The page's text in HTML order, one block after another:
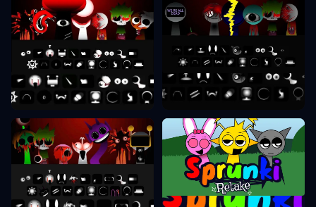
Sprunki Etapas 8 Sprunki Etapas 9